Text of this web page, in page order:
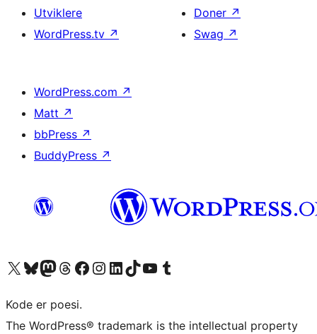
Utviklere
WordPress.tv ↗
Doner ↗
Swag ↗
WordPress.com ↗
Matt ↗
bbPress ↗
BuddyPress ↗
Besøk vår konto på X Visit our Bluesky account
Besøk vår Mastodon-konto
Visit our Threads account
Besøk vår Facebook-sideBesøk vår Instagram-konto
Besøk vår LinkedIn-konto
Visit our TikTok account
Visit our YouTube channel
Visit our Tumblr account
Kode er poesi.
The WordPress® trademark is the intellectual property